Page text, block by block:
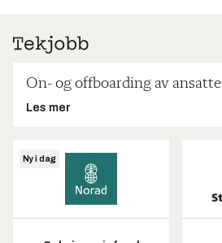
On- og offboarding av ansatte
Les mer
Ny i dag